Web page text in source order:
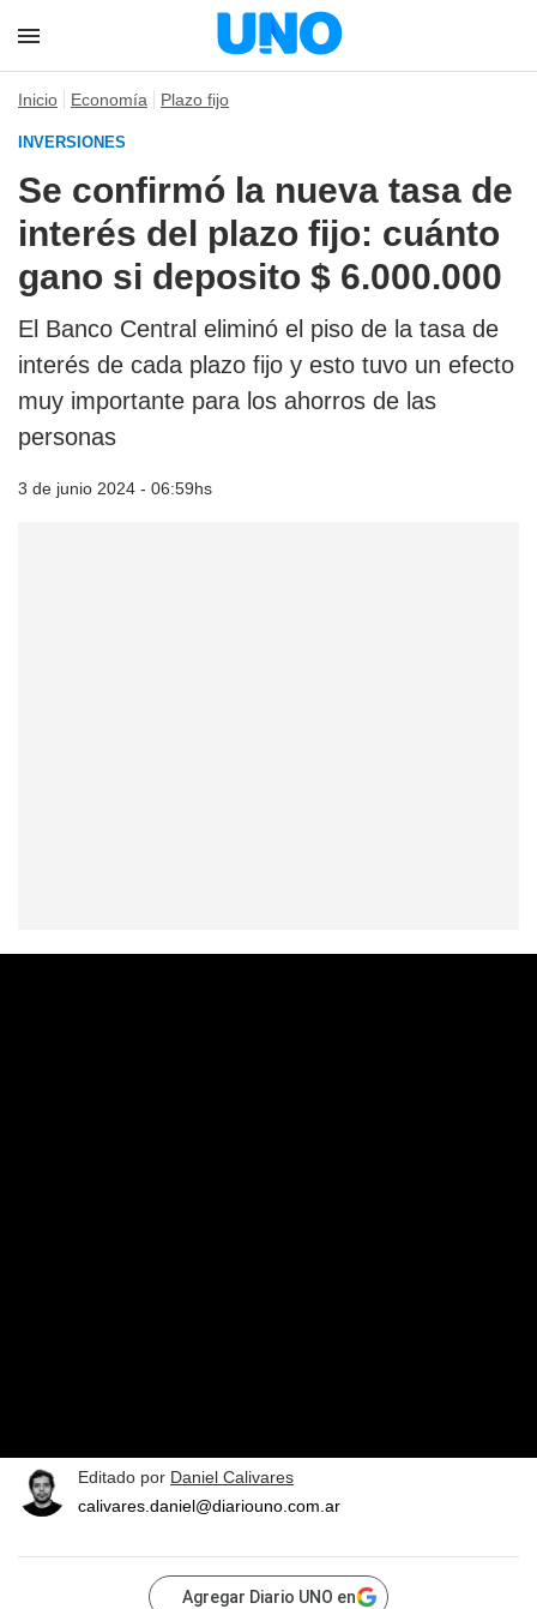
Inicio Economía Plazo fijo
INVERSIONES
Se confirmó la nueva tasa de
interés del plazo fijo: cuánto
gano si deposito $ 6.000.000
El Banco Central eliminó el piso de la tasa de
interés de cada plazo fijo y esto tuvo un efecto
muy importante para los ahorros de las
personas
3 de junio 2024 - 06:59hs
Editado por Daniel Calivares
calivares.daniel@diariouno.com.ar
Agregar Diario UNO en